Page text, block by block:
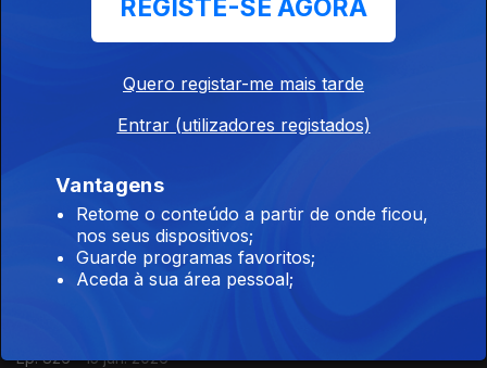
dupla que está a transformar os tablets mais
recentes
como nunca antes visto
Ep. 827 16 jun. 2026
Ep. 826 15 jun. 2026
REGISTE-SE AGORA
Quero registar-me mais tarde
Entrar (utilizadores registados)
Vantagens
Retome o conteúdo a partir de onde ficou,
nos seus dispositivos;
Guarde programas favoritos;
Aceda à sua área pessoal;